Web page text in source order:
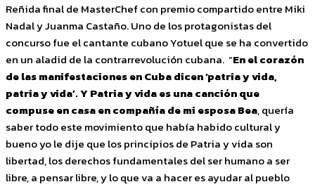
Reñida final de MasterChef con premio compartido entre Miki
Nadal y Juanma Castaño. Uno de los protagonistas del
concurso fue el cantante cubano Yotuel que se ha convertido
en un aladid de la contrarrevolución cubana. “En el corazón
de las manifestaciones en Cuba dicen ‘patria y vida,
patria y vida’. Y Patria y vida es una canción que
compuse en casa en compañía de mi esposa Bea, quería
saber todo este movimiento que había habido cultural y
bueno yo le dije que los principios de Patria y vida son
libertad, los derechos fundamentales del ser humano a ser
libre, a pensar libre, y lo que va a hacer es ayudar al pueblo